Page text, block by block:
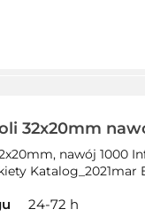
32x20mm
nawój 1000
Katalog_2021mar
24-72 h